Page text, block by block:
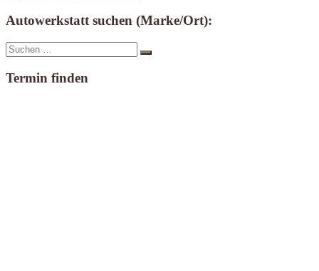
Autowerkstatt suchen (Marke/Ort):
Suche
nach:
Suchen
Termin finden